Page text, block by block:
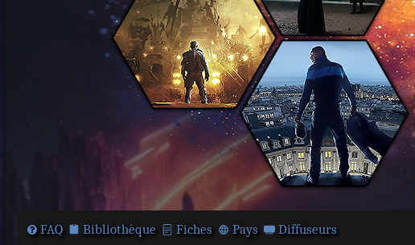
FAQ Bibliothèque Fiches Pays Diffuseurs